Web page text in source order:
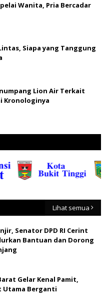
Wanita, Pria Bercadar
Siapa yang Tanggung
Lion Air Terkait
Kronologinya
Lihat semua
Senator DPD RI Cerint
Bantuan dan Dorong
Gelar Kenal Pamit,
Utama Berganti